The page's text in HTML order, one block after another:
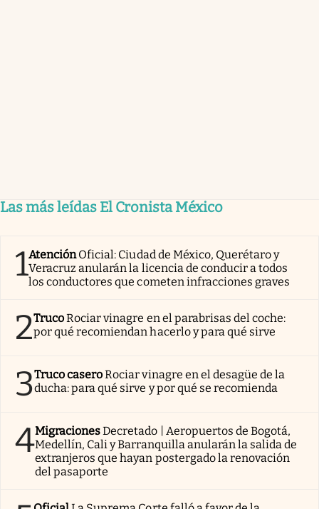
Las más leídas El Cronista México
1AtenciónOficial: Ciudad de México, Querétaro y
Veracruz anularán la licencia de conducir a todos
los conductores que cometen infracciones graves
2TrucoRociar vinagre en el parabrisas del coche:
por qué recomiendan hacerlo y para qué sirve
3Truco caseroRociar vinagre en el desagüe de la
ducha: para qué sirve y por qué se recomienda
4MigracionesDecretado | Aeropuertos de Bogotá,
Medellín, Cali y Barranquilla anularán la salida de
extranjeros que hayan postergado la renovación
del pasaporte